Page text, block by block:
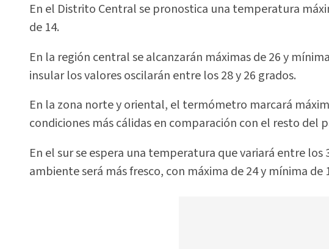
En el Distrito Central se pronostica una temperatura
de 14.
En la región central se alcanzarán máximas de 26 y
insular los valores oscilarán entre los 28 y 26 grados.
En la zona norte y oriental, el termómetro marcará
condiciones más cálidas en comparación con el resto del
En el sur se espera una temperatura que variará entre los
ambiente será más fresco, con máxima de 24 y mínima de